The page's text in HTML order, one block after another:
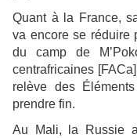
Quant à la France,
va encore se réduire
du camp de
centrafricaines
relève des
prendre fin.
Au Mali, la Russie